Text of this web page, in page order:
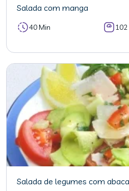
Salada com manga
40 Min 102
Salada de legumes com